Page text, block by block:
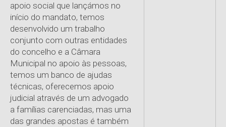
apoio social que lançámos no
início do mandato, temos
desenvolvido um trabalho
conjunto com outras entidades
do concelho e a Câmara
Municipal no apoio às pessoas,
temos um banco de ajudas
técnicas, oferecemos apoio
judicial através de um advogado
a famílias carenciadas, mas uma
das grandes apostas é também